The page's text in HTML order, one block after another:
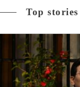
Top stories